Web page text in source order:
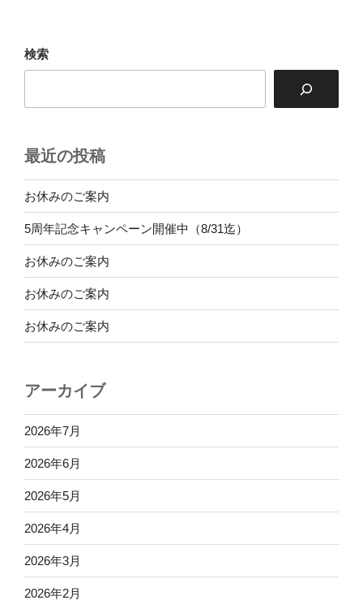
ン
検索
最近の投稿
お休みのご案内
5周年記念キャンペーン開催中（8/31迄）
お休みのご案内
お休みのご案内
お休みのご案内
アーカイブ
2026年7月
2026年6月
2026年5月
2026年4月
2026年3月
2026年2月